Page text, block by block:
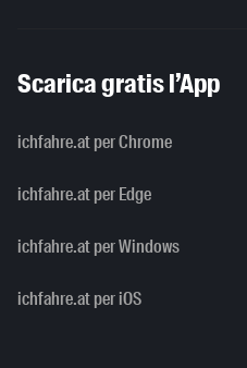
Scarica gratis l’App
ichfahre.at per Chrome
ichfahre.at per Edge
ichfahre.at per Windows
ichfahre.at per iOS